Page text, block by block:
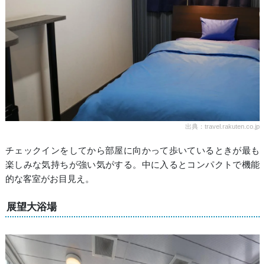
出典：travel.rakuten.co.jp
チェックインをしてから部屋に向かって歩いているときが最も
楽しみな気持ちが強い気がする。中に入るとコンパクトで機能
的な客室がお目見え。
展望大浴場